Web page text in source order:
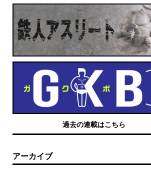
過去の連載はこちら
アーカイブ